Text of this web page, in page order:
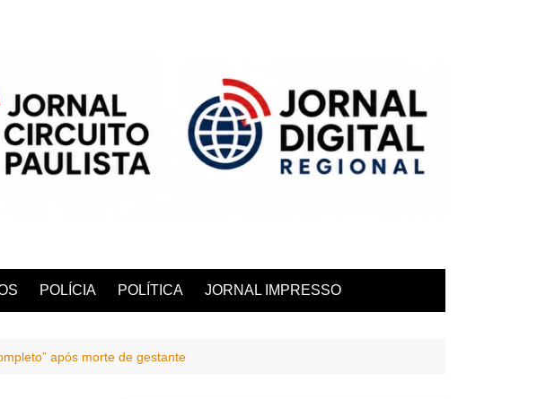
POLÍCIA POLÍTICA JORNAL IMPRESSO
após morte de gestante